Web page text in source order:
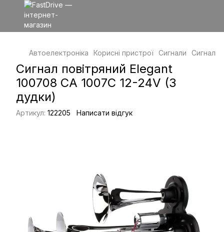
Автоелектроніка Корисні пристрої Сигнали Сигнали
Сигнал повітряний Elegant
100708 CA 1007C 12-24V (3
дудки)
Артикул: 122205 Написати відгук